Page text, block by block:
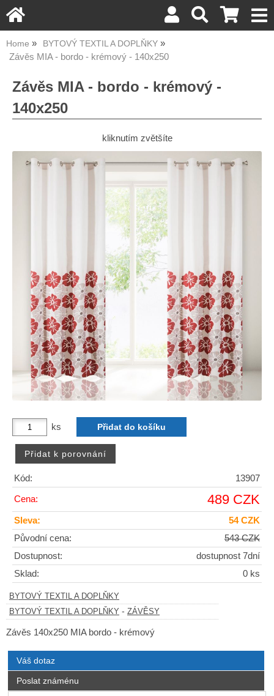
Home BYTOVÝ TEXTIL A DOPLŇKY
Závěs MIA - bordo - krémový - 140x250
Závěs MIA - bordo - krémový -
140x250
kliknutím zvětšíte
ks
Kód: 13907
Cena: 489 CZK
Sleva:
54 CZK
Původní cena:
543 CZK
Dostupnost:
dostupnost 7dní
Sklad:
0 ks
BYTOVÝ TEXTIL A DOPLŇKY
BYTOVÝ TEXTIL A DOPLŇKY - ZÁVĚSY
Závěs 140x250 MIA bordo - krémový
Váš dotaz
Poslat známénu